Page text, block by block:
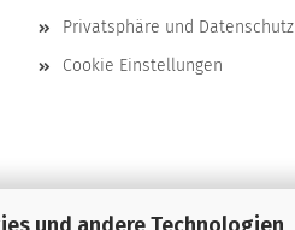
und andere Technologien
Privatsphäre und Datenschutz
Cookie Einstellungen